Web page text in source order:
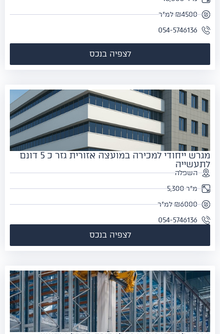
₪4500 למ"ר
054-5746136
לצפיה בנכס
מגרש ייחודי למכירה במועצה אזורית גזר כ 5 דונם
השפלה
מ"ר 5,300
₪6000 למ"ר
054-5746136
לצפיה בנכס